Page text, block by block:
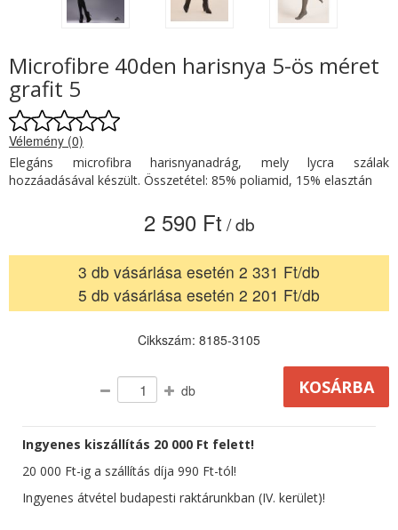
Microfibre 40den harisnya 5-ös méret
grafit 5
Vélemény (0)
Elegáns microfibra harisnyanadrág, mely lycra szálak
hozzáadásával készült. Összetétel: 85% poliamid, 15% elasztán
2 590 Ft / db
3 db vásárlása esetén 2 331 Ft/db
5 db vásárlása esetén 2 201 Ft/db
Cikkszám: 8185-3105
db
Ingyenes kiszállítás 20 000 Ft felett!
20 000 Ft-ig a szállítás díja 990 Ft-tól!
Ingyenes átvétel budapesti raktárunkban (IV. kerület)!